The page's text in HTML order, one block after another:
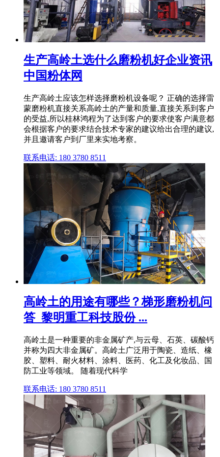
生产高岭土选什么磨粉机好企业资讯
中国粉体网
生产高岭土应该怎样选择磨粉机设备呢？ 正确的选择雷
蒙磨粉机直接关系高岭土的产量和质量,直接关系到客户
的受益,所以桂林鸿程为了达到客户的要求使客户满意都
会根据客户的要求结合技术专家的建议给出合理的建议,
并且邀请客户到厂里来实地考察。
联系电话: 180 3780 8511
高岭土的用途有哪些？梯形磨粉机问
答_黎明重工科技股份 ...
高岭土是一种重要的非金属矿产,与云母、石英、碳酸钙
并称为四大非金属矿。高岭土广泛用于陶瓷、造纸、橡
胶、塑料、耐火材料、涂料、医药、化工及化妆品、国
防工业等领域。 随着现代科学
联系电话: 180 3780 8511